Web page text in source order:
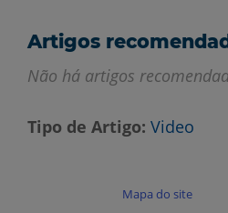
Artigos
Não há artigos
Tipo de Artigo Video
Mapa do site